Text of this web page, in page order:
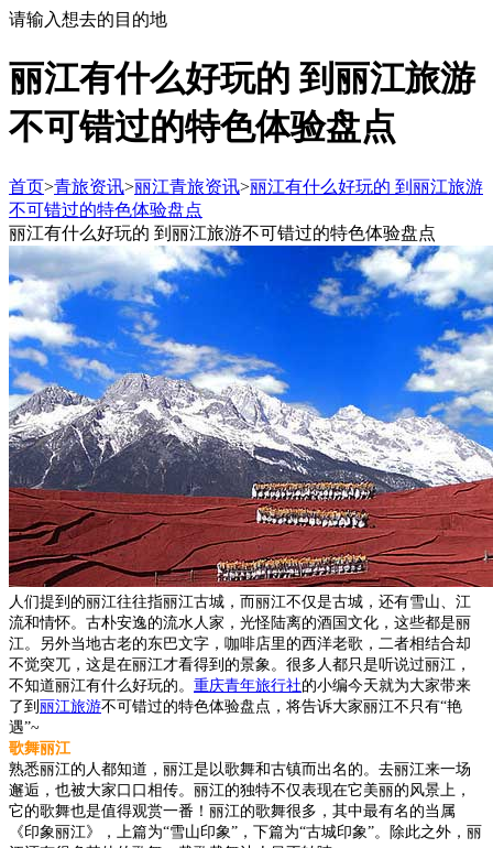
请输入想去的目的地
丽江有什么好玩的 到丽江旅游
不可错过的特色体验盘点
首页>青旅资讯>丽江青旅资讯>丽江有什么好玩的 到丽江旅游
不可错过的特色体验盘点
丽江有什么好玩的 到丽江旅游不可错过的特色体验盘点
人们提到的丽江往往指丽江古城，而丽江不仅是古城，还有雪山、江
流和情怀。古朴安逸的流水人家，光怪陆离的酒国文化，这些都是丽
江。另外当地古老的东巴文字，咖啡店里的西洋老歌，二者相结合却
不觉突兀，这是在丽江才看得到的景象。很多人都只是听说过丽江，
不知道丽江有什么好玩的。 重庆青年旅行社的小编今天就为大家带来
了到 丽江旅游不可错过的特色体验盘点，将告诉大家丽江不只有“艳
遇”~
歌舞丽江
熟悉丽江的人都知道，丽江是以歌舞和古镇而出名的。去丽江来一场
邂逅，也被大家口口相传。丽江的独特不仅表现在它美丽的风景上，
它的歌舞也是值得观赏一番！丽江的歌舞很多，其中最有名的当属
《印象丽江》，上篇为“雪山印象”，下篇为“古城印象”。除此之外，丽